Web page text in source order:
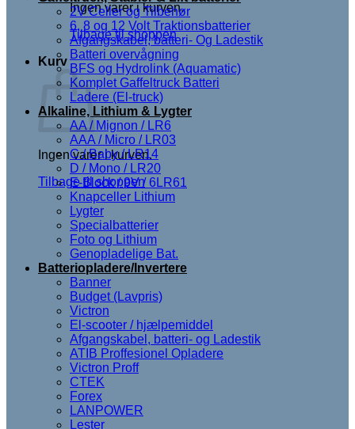
Ingen varer i kurven.
Tilbage til shoppen
Kurv
Ingen varer i kurven.
Tilbage til shoppen
2V Celler og Tilbehør
6, 8 og 12 Volt Traktionsbatterier
Afgangskabel, batteri- Og Ladestik
Batteri overvågning
BFS og Hydrolink (Aquamatic)
Komplet Gaffeltruck Batteri
Ladere (El-truck)
Alkaline, Lithium & Lygter
AA / Mignon / LR6
AAA / Micro / LR03
C / Baby / LR14
D / Mono / LR20
E-Block / 9V / 6LR61
Knapceller Lithium
Lygter
Specialbatterier
Foto og Lithium
Genopladelige Bat.
Batteriopladere/Invertere
Banner
Budget (Lavpris)
Victron
El-scooter / hjælpemiddel
Afgangskabel, batteri- og Ladestik
ATIB Proffesionel Opladere
Victron Proff
CTEK
Forex
LANPOWER
Lester